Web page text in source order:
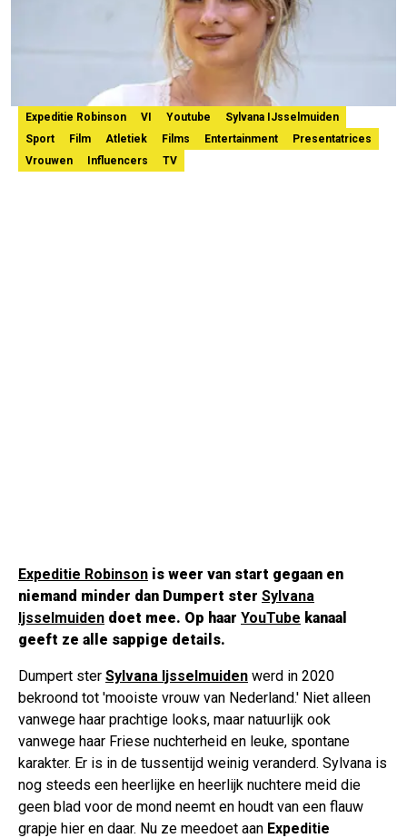
Expeditie Robinson VI Youtube
Sylvana IJsselmuiden
Sport
Film Atletiek Films Entertainment
Presentatrices
Vrouwen
Influencers TV
Expeditie Robinson is weer van start gegaan en
niemand minder dan Dumpert ster Sylvana
Ijsselmuiden doet mee. Op haar YouTube kanaal
geeft ze alle sappige details.
Dumpert ster Sylvana Ijsselmuiden werd in 2020
bekroond tot 'mooiste vrouw van Nederland.' Niet alleen
vanwege haar prachtige looks, maar natuurlijk ook
vanwege haar Friese nuchterheid en leuke, spontane
karakter. Er is in de tussentijd weinig veranderd. Sylvana is
nog steeds een heerlijke en heerlijk nuchtere meid die
geen blad voor de mond neemt en houdt van een flauw
grapje hier en daar. Nu ze meedoet aan Expeditie